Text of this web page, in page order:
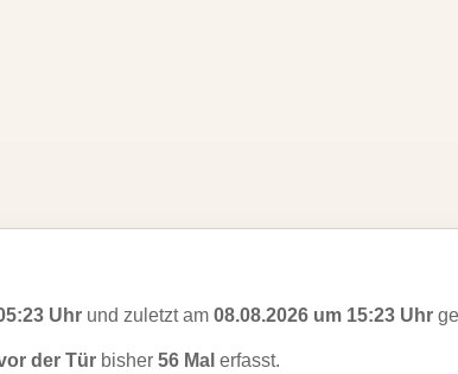
Uhr und zuletzt am 08.08.2026 um 15:23 Uhr
der Tür bisher 56 Mal erfasst.